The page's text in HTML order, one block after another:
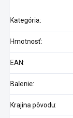
Kategória:
Hmotnosť:
EAN:
Balenie:
Krajina pôvodu: